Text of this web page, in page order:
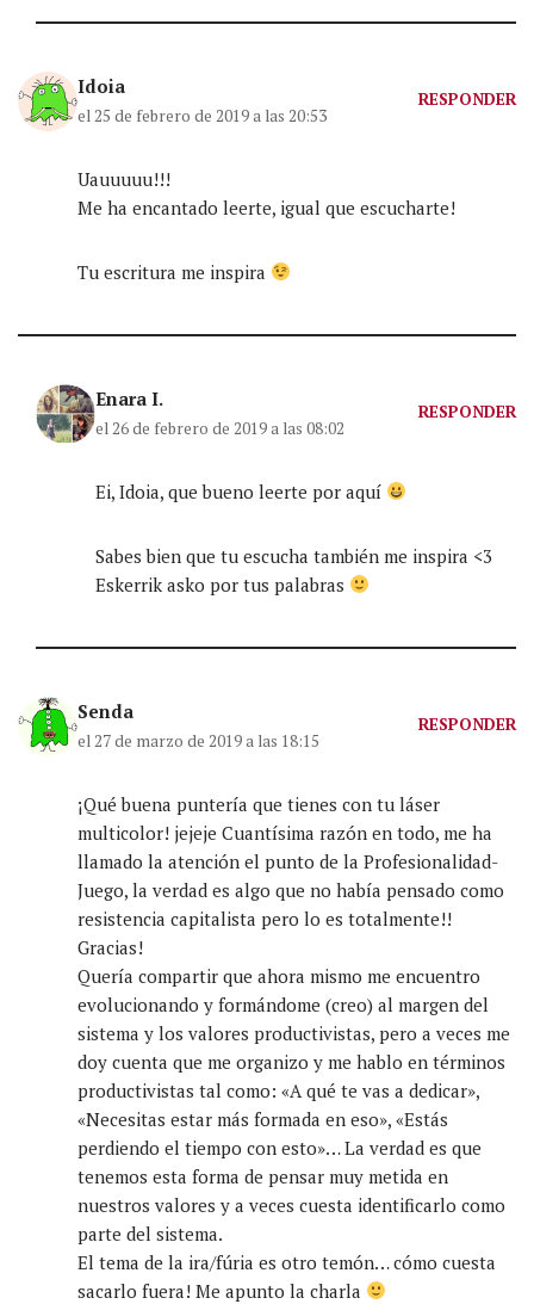
Idoia
el 25 de febrero de 2019 a las 20:53
RESPONDER
Uauuuuu!!!
Me ha encantado leerte, igual que escucharte!
Tu escritura me inspira
Enara I.
el 26 de febrero de 2019 a las 08:02
RESPONDER
Ei, Idoia, que bueno leerte por aquí
Sabes bien que tu escucha también me inspira <3
Eskerrik asko por tus palabras
Senda
el 27 de marzo de 2019 a las 18:15
RESPONDER
¡Qué buena puntería que tienes con tu láser
multicolor! jejeje Cuantísima razón en todo, me ha
llamado la atención el punto de la Profesionalidad-
Juego, la verdad es algo que no había pensado como
resistencia capitalista pero lo es totalmente!!
Gracias!
Quería compartir que ahora mismo me encuentro
evolucionando y formándome (creo) al margen del
sistema y los valores productivistas, pero a veces me
doy cuenta que me organizo y me hablo en términos
productivistas tal como: «A qué te vas a dedicar»,
«Necesitas estar más formada en eso», «Estás
perdiendo el tiempo con esto»… La verdad es que
tenemos esta forma de pensar muy metida en
nuestros valores y a veces cuesta identificarlo como
parte del sistema.
El tema de la ira/fúria es otro temón… cómo cuesta
sacarlo fuera! Me apunto la charla